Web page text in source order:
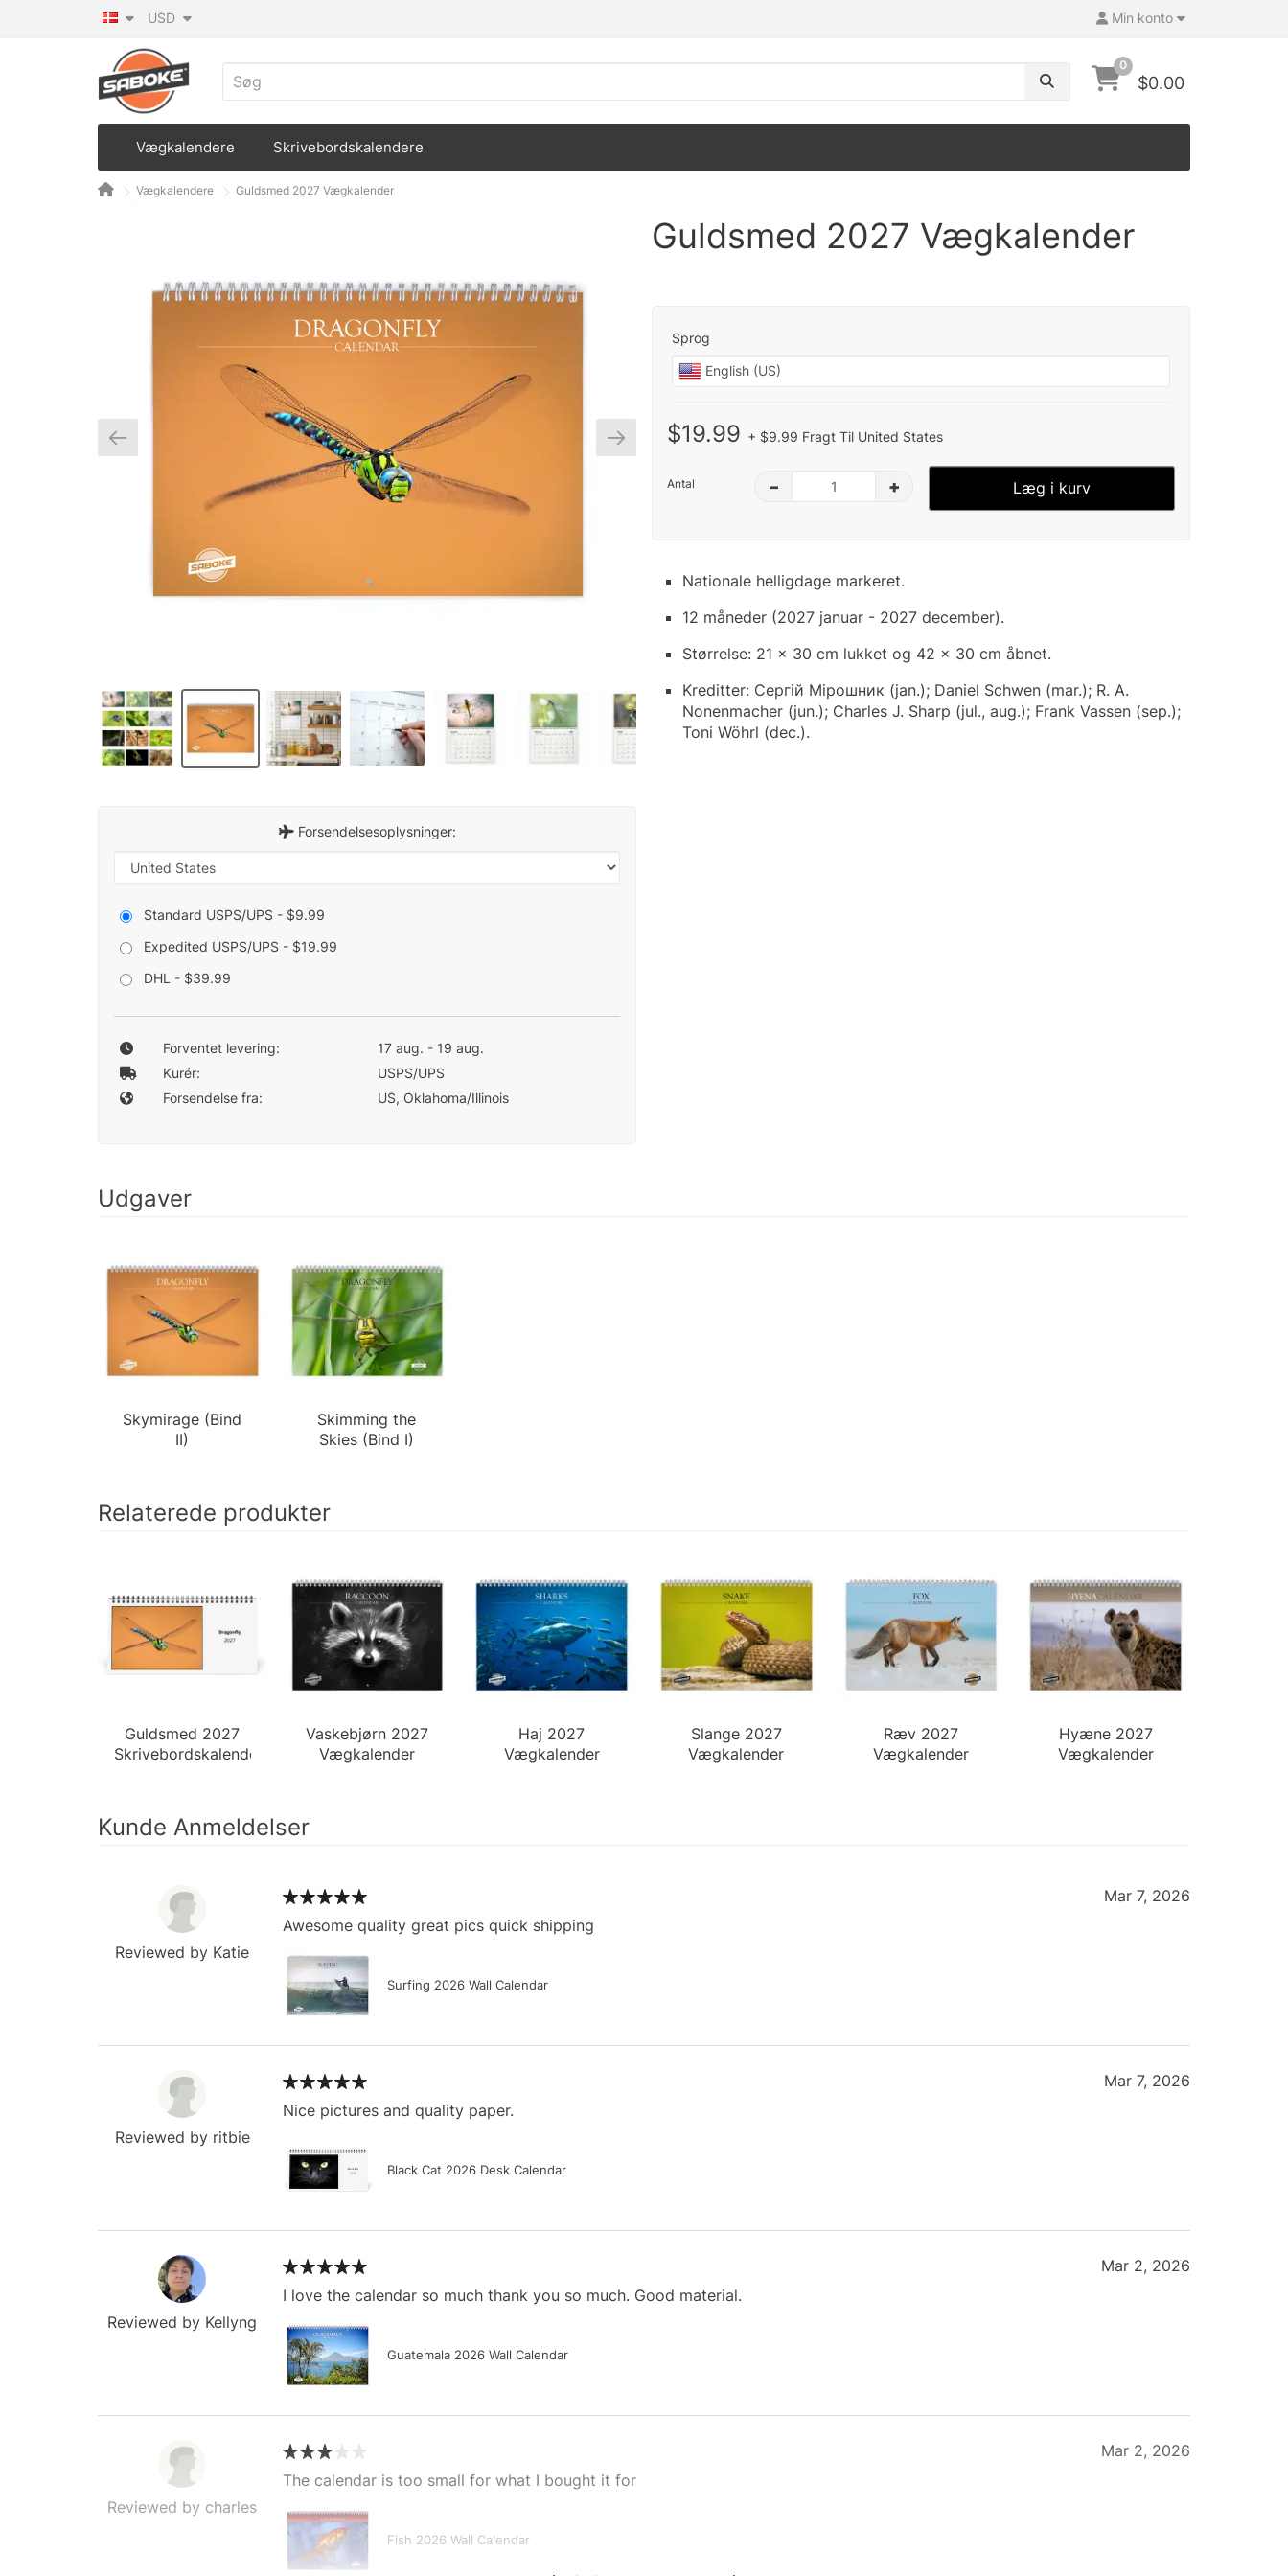
Min konto
USD
0
$0.00
Vægkalendere Skrivebordskalendere
Vægkalendere Guldsmed 2027 Vægkalender
Forsendelsesoplysninger:
Standard USPS/UPS - $9.99
Expedited USPS/UPS - $19.99
DHL - $39.99
Forventet levering:
17 aug. - 19 aug.
Kurér:
USPS/UPS
Forsendelse fra:
US, Oklahoma/Illinois
Guldsmed 2027 Vægkalender
Sprog
$19.99 + $9.99 Fragt Til United States
Antal – + Læg i kurv
Nationale helligdage markeret.
12 måneder (2027 januar - 2027 december).
Størrelse: 21 x 30 cm lukket og 42 x 30 cm åbnet.
Kreditter: Сергій Мірошник (jan.); Daniel Schwen (mar.); R. A.
Nonenmacher (jun.); Charles J. Sharp (jul., aug.); Frank Vassen (sep.);
Toni Wöhrl (dec.).
Udgaver
Skymirage (Bind
II)
Skimming the
Skies (Bind I)
Relaterede produkter
Guldsmed 2027
Skrivebordskalender
Vaskebjørn 2027
Vægkalender
Haj 2027
Vægkalender
Slange 2027
Vægkalender
Ræv 2027
Vægkalender
Hyæne 2027
Vægkalender
Kunde Anmeldelser
Reviewed by Katie
Awesome quality great pics quick shipping
Surfing 2026 Wall Calendar
Mar 7, 2026
Reviewed by ritbie
Nice pictures and quality paper.
Black Cat 2026 Desk Calendar
Mar 7, 2026
Reviewed by Kellyng
I love the calendar so much thank you so much. Good material.
Guatemala 2026 Wall Calendar
Mar 2, 2026
Reviewed by charles
The calendar is too small for what I bought it for
Fish 2026 Wall Calendar
Mar 2, 2026